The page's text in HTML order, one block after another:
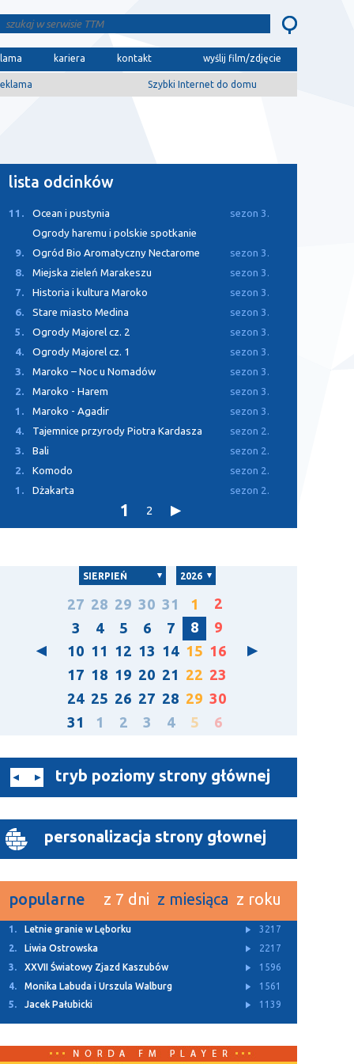
kariera kontakt wyślij film/zdjęcie
Szybki Internet do domu
lista odcinków
11. Ocean i pustynia
sezon 3.
Ogrody haremu i polskie spotkanie
9.
Ogród Bio Aromatyczny Nectarome
sezon 3.
8.
Miejska zieleń Marakeszu
sezon 3.
7.
Historia i kultura Maroko
sezon 3.
6.
Stare miasto Medina
sezon 3.
5.
Ogrody Majorel cz. 2
sezon 3.
4.
Ogrody Majorel cz. 1
sezon 3.
3.
Maroko – Noc u Nomadów
sezon 3.
2.
Maroko - Harem
sezon 3.
1.
Maroko - Agadir
sezon 3.
4.
Tajemnice przyrody Piotra Kardasza
sezon 2.
3.
Bali
sezon 2.
2.
Komodo
sezon 2.
1.
Dżakarta sezon 2.
1 2
SIERPIEŃ 2026
27 28 29 30 31 1
2
3
4 5 6 7 8
9
10 11 12 13 14 15 16
17 18 19 20 21 22 23
24 25 26 27 28 29 30
31
1 2 3 4 5 6
tryb poziomy strony głównej
personalizacja strony głownej
popularne z 7 dni z miesiąca z roku
1. Letnie granie w Lęborku
3217
2.
Liwia Ostrowska
2217
3.
XXVII Światowy Zjazd Kaszubów
1596
4.
Monika Labuda i Urszula Walburg
1561
5.
Jacek Pałubicki 1139